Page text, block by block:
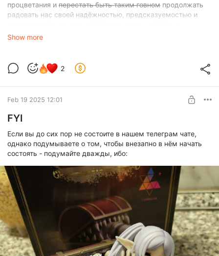
процветания и п̶е̶р̶е̶с̶т̶а̶т̶ь̶ ̶б̶ы̶т̶ь̶ ̶т̶а̶к̶и̶м̶ ̶г̶о̶в̶н̶о̶м̶ продолжать
радовать нас своей надёжностью, предсказуемостью и
радуемся за именинницу!
Show more
2
Feb 19 2025 12:01
FYI
Если вы до сих пор не состоите в нашем телеграм чате,
однако подумываете о том, чтобы внезапно в нём начать
состоять - подумайте дважды, ибо: